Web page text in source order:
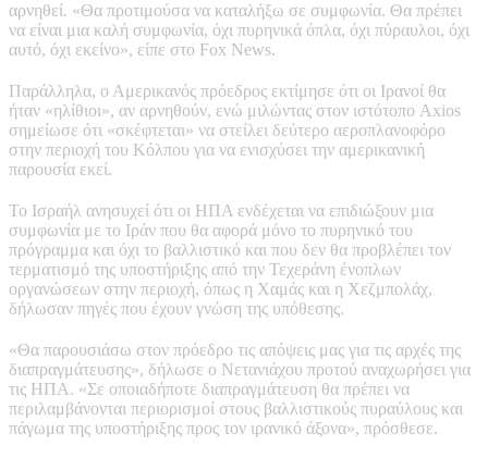
αρνηθεί. «Θα προτιμούσα να καταλήξω σε συμφωνία. Θα πρέπει
να είναι μια καλή συμφωνία, όχι πυρηνικά όπλα, όχι πύραυλοι, όχι
αυτό, όχι εκείνο», είπε στο Fox News.
Παράλληλα, ο Αμερικανός πρόεδρος εκτίμησε ότι οι Ιρανοί θα
ήταν «ηλίθιοι», αν αρνηθούν, ενώ μιλώντας στον ιστότοπο Axios
σημείωσε ότι «σκέφτεται» να στείλει δεύτερο αεροπλανοφόρο
στην περιοχή του Κόλπου για να ενισχύσει την αμερικανική
παρουσία εκεί.
Το Ισραήλ ανησυχεί ότι οι ΗΠΑ ενδέχεται να επιδιώξουν μια
συμφωνία με το Ιράν που θα αφορά μόνο το πυρηνικό του
πρόγραμμα και όχι το βαλλιστικό και που δεν θα προβλέπει τον
τερματισμό της υποστήριξης από την Τεχεράνη ένοπλων
οργανώσεων στην περιοχή, όπως η Χαμάς και η Χεζμπολάχ,
δήλωσαν πηγές που έχουν γνώση της υπόθεσης.
«Θα παρουσιάσω στον πρόεδρο τις απόψεις μας για τις αρχές της
διαπραγμάτευσης», δήλωσε ο Νετανιάχου προτού αναχωρήσει για
τις ΗΠΑ. «Σε οποιαδήποτε διαπραγμάτευση θα πρέπει να
περιλαμβάνονται περιορισμοί στους βαλλιστικούς πυραύλους και
πάγωμα της υποστήριξης προς τον ιρανικό άξονα», πρόσθεσε.